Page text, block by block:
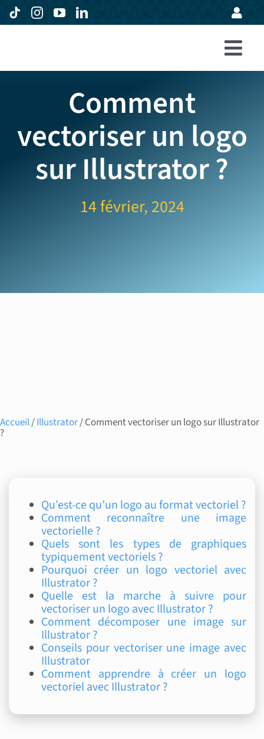
Passer
au
Formations
Entreprises
Avis
À propos
Comment
vectoriser un logo
sur Illustrator ?
14 février, 2024
Accueil/Illustrator/ Comment vectoriser un logo sur Illustrator
?
Qu’est-ce qu’un logo au format vectoriel ?
Comment reconnaître une image
vectorielle ?
Quels sont les types de graphiques
typiquement vectoriels ?
Pourquoi créer un logo vectoriel avec
Illustrator ?
Quelle est la marche à suivre pour
vectoriser un logo avec Illustrator ?
Comment décomposer une image sur
Illustrator ?
Conseils pour vectoriser une image avec
Illustrator
Comment apprendre à créer un logo
vectoriel avec Illustrator ?